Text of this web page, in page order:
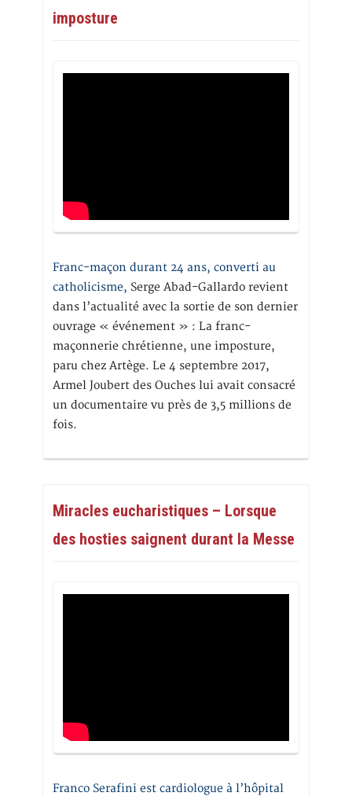
imposture
Franc-maçon durant 24 ans, converti au
catholicisme, Serge Abad-Gallardo revient
dans l’actualité avec la sortie de son dernier
ouvrage « événement » : La franc-
maçonnerie chrétienne, une imposture,
paru chez Artège. Le 4 septembre 2017,
Armel Joubert des Ouches lui avait consacré
un documentaire vu près de 3,5 millions de
fois.
Miracles eucharistiques – Lorsque
des hosties saignent durant la Messe
Franco Serafini est cardiologue à l’hôpital